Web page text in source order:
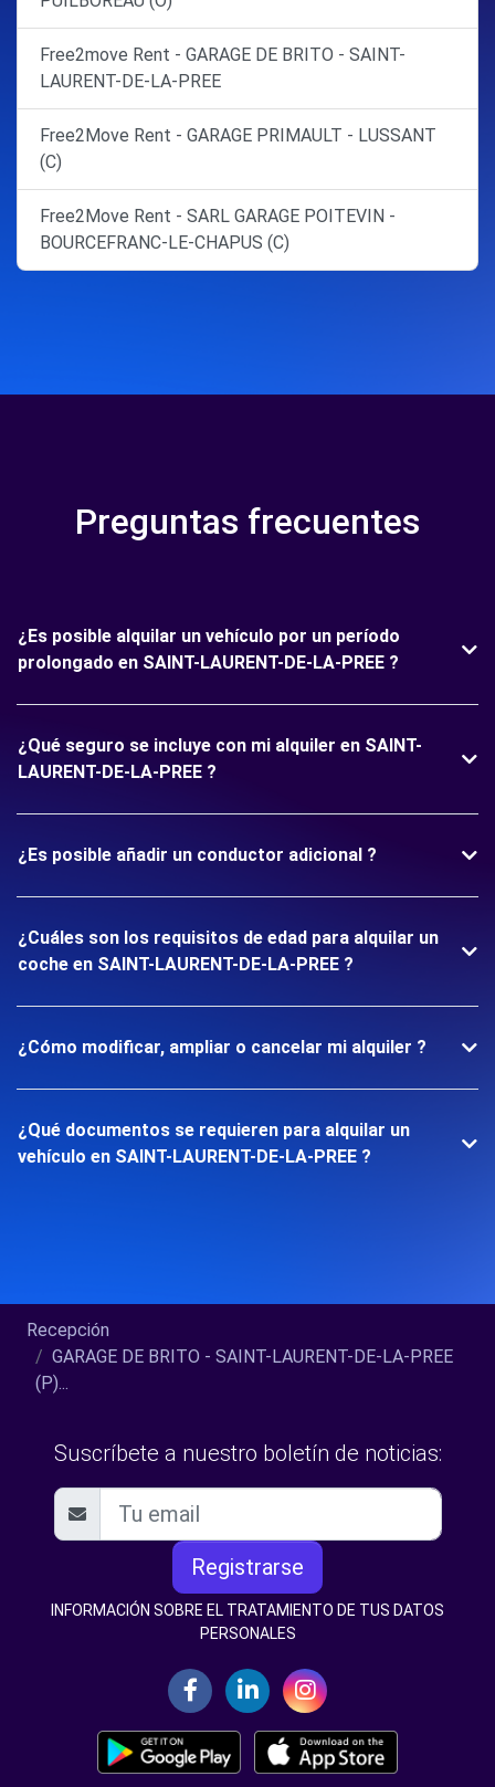
Free2move Rent - GARAGE DE BRITO - SAINT-
LAURENT-DE-LA-PREE
Free2Move Rent - GARAGE PRIMAULT - LUSSANT
(C)
Free2Move Rent - SARL GARAGE POITEVIN -
BOURCEFRANC-LE-CHAPUS (C)
Preguntas frecuentes
¿Es posible alquilar un vehículo por un período
prolongado en SAINT-LAURENT-DE-LA-PREE ?
¿Qué seguro se incluye con mi alquiler en SAINT-
LAURENT-DE-LA-PREE ?
¿Es posible añadir un conductor adicional ?
¿Cuáles son los requisitos de edad para alquilar un
coche en SAINT-LAURENT-DE-LA-PREE ?
¿Cómo modificar, ampliar o cancelar mi alquiler ?
¿Qué documentos se requieren para alquilar un
vehículo en SAINT-LAURENT-DE-LA-PREE ?
Recepción
GARAGE DE BRITO - SAINT-LAURENT-DE-LA-PREE
(P)...
Suscríbete a nuestro boletín de noticias:
Registrarse
INFORMACIÓN SOBRE EL TRATAMIENTO DE TUS DATOS
PERSONALES